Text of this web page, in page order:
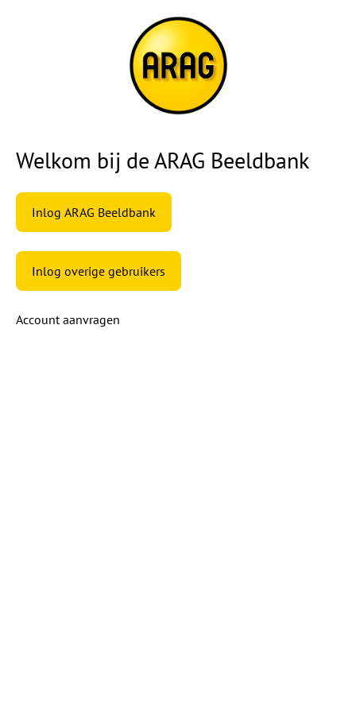
Welkom bij de ARAG Beeldbank
Inlog ARAG Beeldbank
Inlog overige gebruikers
Account aanvragen